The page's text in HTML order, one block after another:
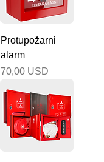
Protupožarni
alarm
Cijena
70,00 USD